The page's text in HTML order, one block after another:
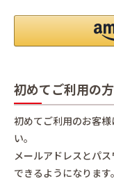
初めてご利用の
初めてご利用のお客
い。
メールアドレスとパ
できるようになります。